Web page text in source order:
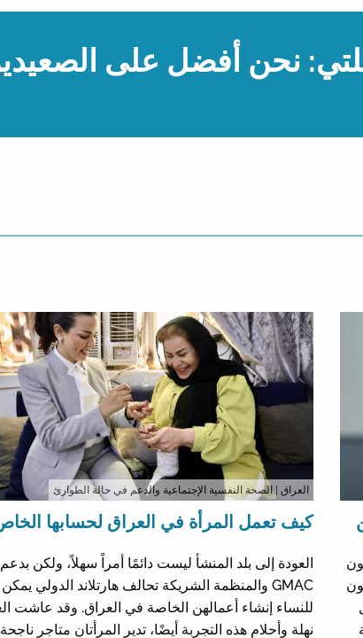
نحن أفضل على
العراق | الصحة النفسية الإجتماعية والدعم في حالة الطوارئ
كيف تعمل المرأة في العراق لحسابها
العودة إلى بلد المنشأ ليست دائمًا أمراً سهلاً، ولكن
GMAC والمنظمة الشريكة تحالف هارتلاند الدولي يمكن
للنساء إنشاء أعمالهن الخاصة في العراق. وقد عاشت
نهلة وأحلام هذه التجربة أيضًا، تدير المرأتان متاجر